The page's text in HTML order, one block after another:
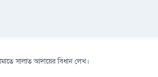
সালাত আদায়ের বিধান লেখ।